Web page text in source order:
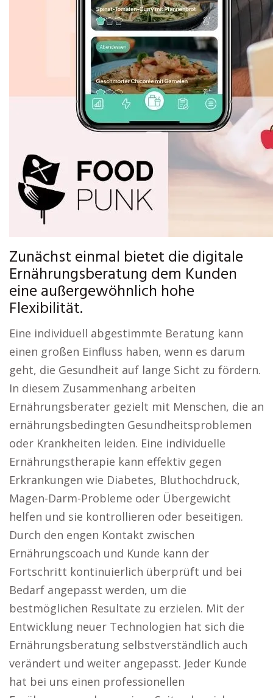
Zunächst einmal bietet die digitale
Ernährungsberatung dem Kunden
eine außergewöhnlich hohe
Flexibilität.
Eine individuell abgestimmte Beratung kann
einen großen Einfluss haben, wenn es darum
geht, die Gesundheit auf lange Sicht zu fördern.
In diesem Zusammenhang arbeiten
Ernährungsberater gezielt mit Menschen, die an
ernährungsbedingten Gesundheitsproblemen
oder Krankheiten leiden. Eine individuelle
Ernährungstherapie kann effektiv gegen
Erkrankungen wie Diabetes, Bluthochdruck,
Magen-Darm-Probleme oder Übergewicht
helfen und sie kontrollieren oder beseitigen.
Durch den engen Kontakt zwischen
Ernährungscoach und Kunde kann der
Fortschritt kontinuierlich überprüft und bei
Bedarf angepasst werden, um die
bestmöglichen Resultate zu erzielen. Mit der
Entwicklung neuer Technologien hat sich die
Ernährungsberatung selbstverständlich auch
verändert und weiter angepasst. Jeder Kunde
hat bei uns einen professionellen